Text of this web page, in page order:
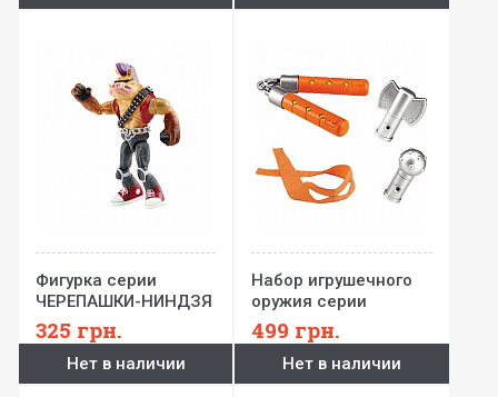
Фигурка серии
ЧЕРЕПАШКИ-НИНДЗЯ
1980 STYLE - Бибоп
(12 см)
325 грн.
Нет в наличии
Набор игрушечного
оружия серии
ЧЕРЕПАШКИ-НИНДЗЯ
ДВОЙНАЯ СИЛА -
Cнаряжение
Микеланджело
499 грн.
Нет в наличии